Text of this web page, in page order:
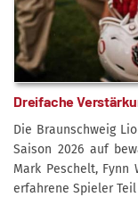
Dreifache
Die Braunschweig
Saison 2026 auf
Mark Peschelt,
erfahrene Spieler Teil